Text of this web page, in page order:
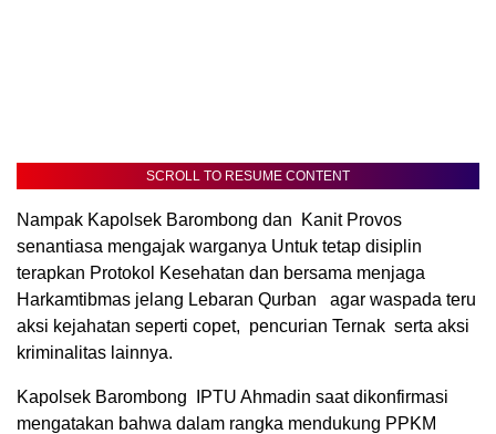
SCROLL TO RESUME CONTENT
Nampak Kapolsek Barombong dan Kanit Provos
senantiasa mengajak warganya Untuk tetap disiplin
terapkan Protokol Kesehatan dan bersama menjaga
Harkamtibmas jelang Lebaran Qurban agar waspada teru
aksi kejahatan seperti copet, pencurian Ternak serta aksi
kriminalitas lainnya.
Kapolsek Barombong IPTU Ahmadin saat dikonfirmasi
mengatakan bahwa dalam rangka mendukung PPKM